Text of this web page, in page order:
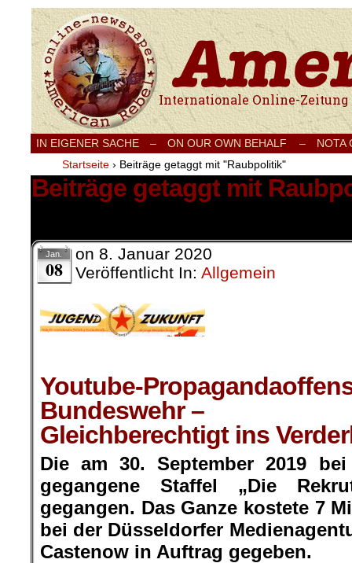
Internationale Onlinezeitung für Frieden,
IN EIGENER SACHE – ON OUR OWN BEHALF –
NOTA
Startseite › Beiträge getaggt mit "Raubpolitik"
Beiträge getaggt mit
Jan.
08
on 8. Januar 2020
Veröffentlicht In: Allgemein
Youtube-
Bundeswehr –
Gleichberechtigt ins
Die am 30. September 2019
gegangene Staffel „Die
gegangen. Das Ganze kostete 7
bei der Düsseldorfer
Castenow in Auftrag gegeben.